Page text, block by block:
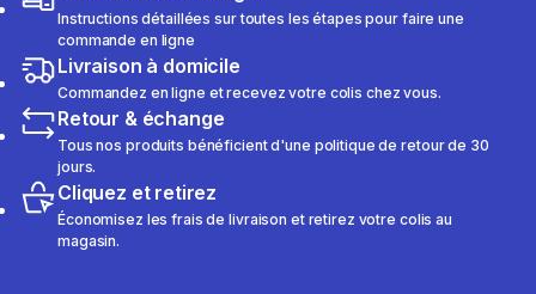
Instructions détaillées sur toutes les étapes pour faire une
commande en ligne
Livraison à domicile
Commandez en ligne et recevez votre colis chez vous.
Retour & échange
Tous nos produits bénéficient d'une politique de retour de 30
jours.
Cliquez et retirez
Économisez les frais de livraison et retirez votre colis au
magasin.